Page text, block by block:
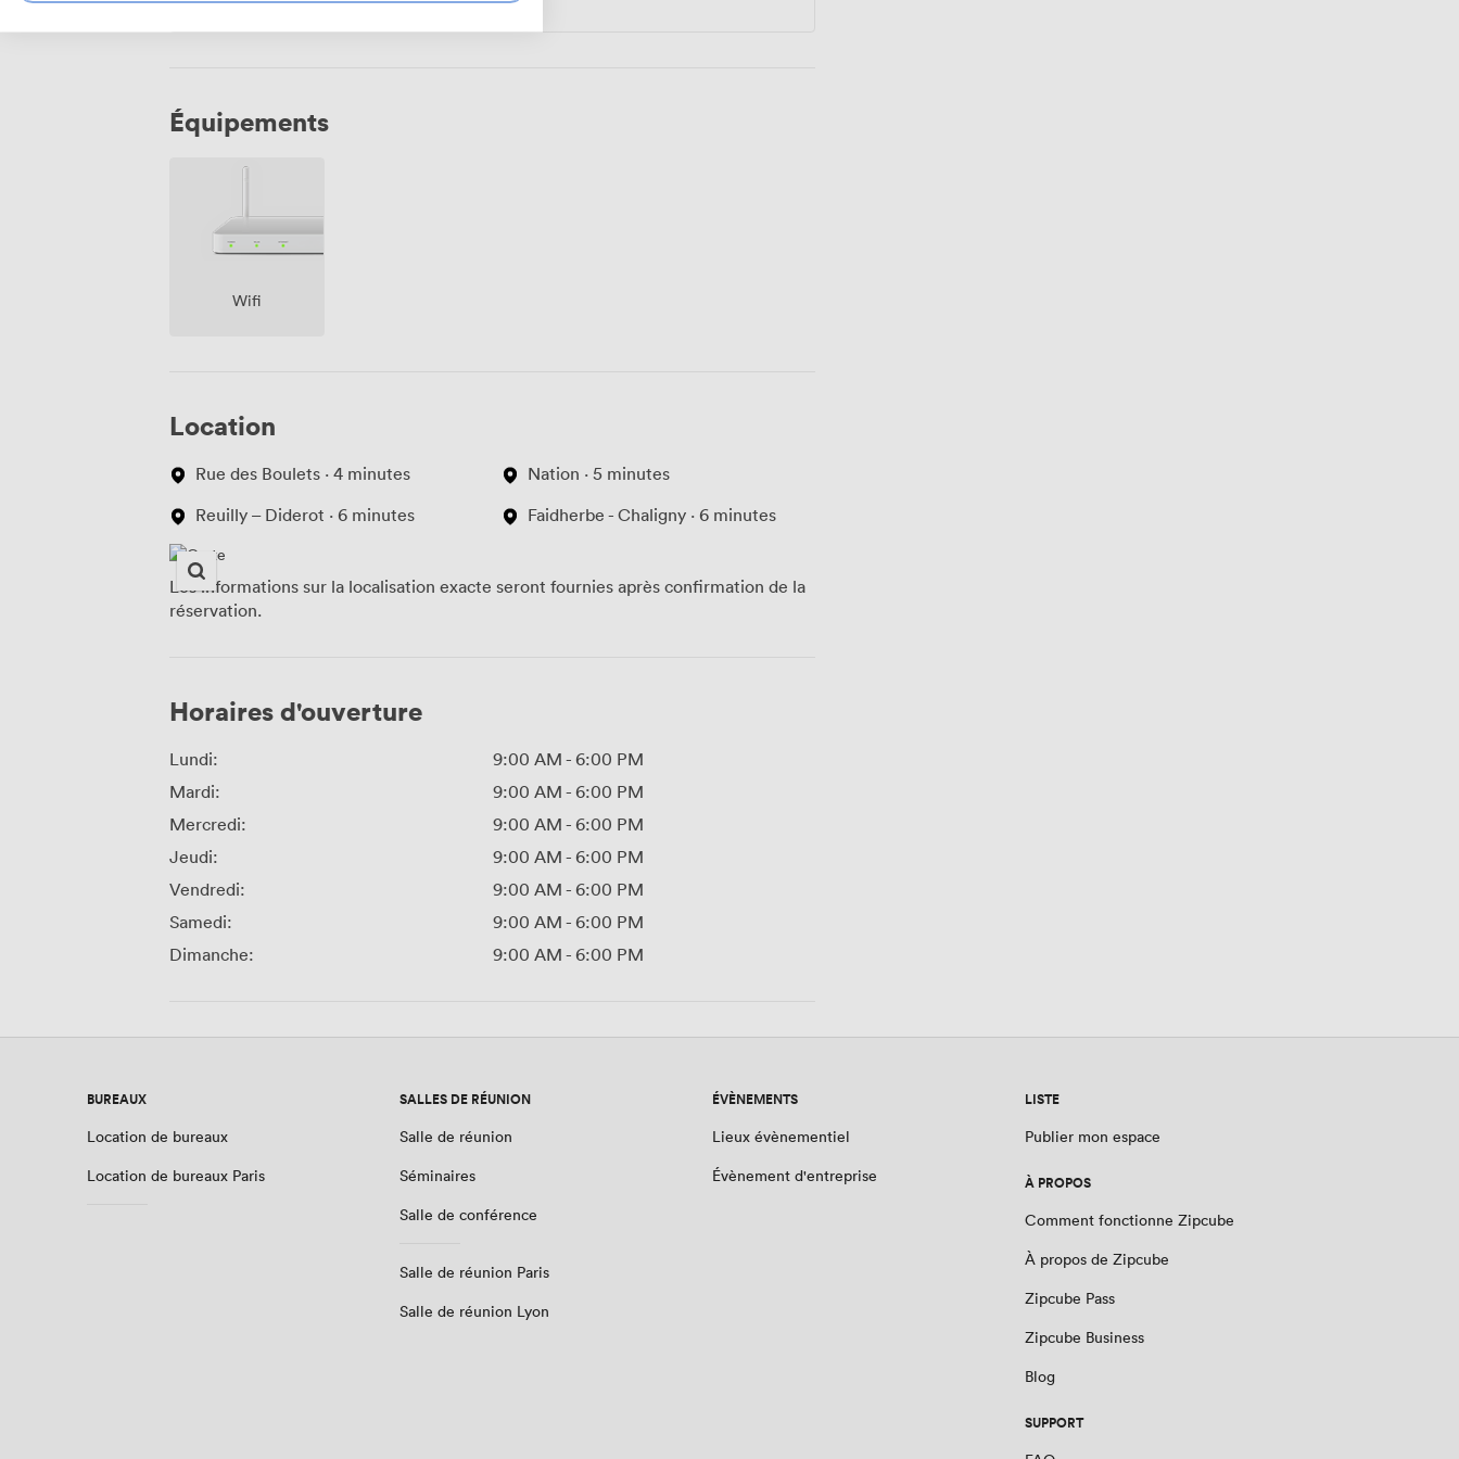
Équipements
Wifi
Location
Rue des Boulets · 4 minutes
Reuilly – Diderot · 6 minutes
Nation · 5 minutes
Faidherbe - Chaligny · 6 minutes
Les informations sur la localisation exacte seront fournies après confirmation de la
réservation.
Horaires d'ouverture
Lundi: 9:00 AM - 6:00 PM
Mardi:
9:00 AM - 6:00 PM
Mercredi:
9:00 AM - 6:00 PM
Jeudi:
9:00 AM - 6:00 PM
Vendredi:
9:00 AM - 6:00 PM
Samedi:
9:00 AM - 6:00 PM
Dimanche:
9:00 AM - 6:00 PM
BUREAUX
Location de bureaux
Location de bureaux Paris
SALLES DE RÉUNION
Salle de réunion
Séminaires
Salle de conférence
Salle de réunion Paris
Salle de réunion Lyon
ÉVÈNEMENTS
Lieux évènementiel
Évènement d'entreprise
LISTE
Publier mon espace
À PROPOS
Comment fonctionne Zipcube
À propos de Zipcube
Zipcube Pass
Zipcube Business
Blog
SUPPORT